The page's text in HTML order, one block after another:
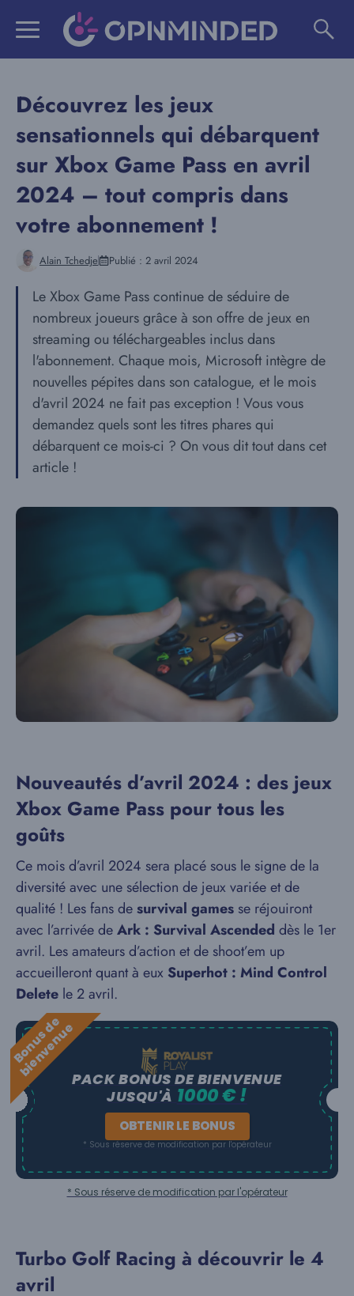
Découvrez les jeux
sensationnels qui débarquent
sur Xbox Game Pass en avril
2024 – tout compris dans
votre abonnement !
Alain Tchedje Publié : 2 avril 2024
Le Xbox Game Pass continue de séduire de
nombreux joueurs grâce à son offre de jeux en
streaming ou téléchargeables inclus dans
l'abonnement. Chaque mois, Microsoft intègre de
nouvelles pépites dans son catalogue, et le mois
d'avril 2024 ne fait pas exception ! Vous vous
demandez quels sont les titres phares qui
débarquent ce mois-ci ? On vous dit tout dans cet
article !
Nouveautés d’avril 2024 : des jeux
Xbox Game Pass pour tous les
goûts
Ce mois d’avril 2024 sera placé sous le signe de la
diversité avec une sélection de jeux variée et de
qualité ! Les fans desurvival games se réjouiront
avec l’arrivée deArk : Survival Ascended dès le 1er
avril. Les amateurs d’action et de shoot’em up
accueilleront quant à eux Superhot : Mind Control
Delete le 2 avril.
B
o
n
u
s
d
e
b
i
e
n
v
e
n
u
ePACK BONUS DE BIENVENUE
JUSQU'À 1000 € !
OBTENIR LE BONUS
* Sous réserve de modification par l'opérateur
* Sous réserve de modification par l'opérateur
Turbo Golf Racing à découvrir le 4
avril